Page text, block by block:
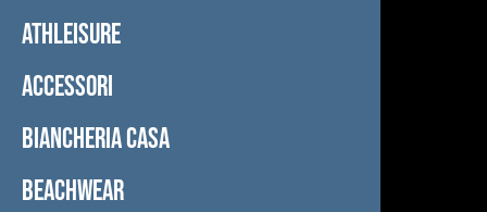
ATHLEISURE
ACCESSORI
BIANCHERIA CASA
BEACHWEAR